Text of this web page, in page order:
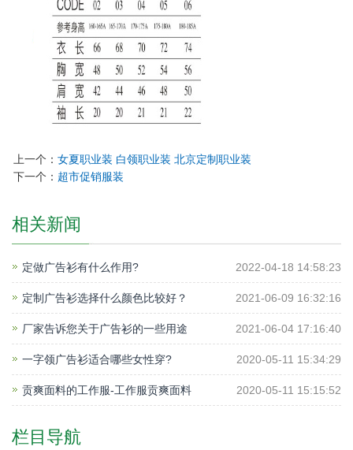
上一个： 女夏职业装 白领职业装 北京定制职业装
下一个： 超市促销服装
相关新闻
2022-04-18 14:58:23
定做广告衫有什么作用?
2021-06-09 16:32:16
定制广告衫选择什么颜色比较好？
2021-06-04 17:16:40
厂家告诉您关于广告衫的一些用途
2020-05-11 15:34:29
一字领广告衫适合哪些女性穿?
2020-05-11 15:15:52
贡爽面料的工作服-工作服贡爽面料
栏目导航